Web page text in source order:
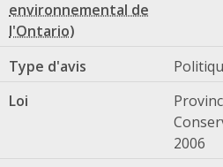
Type d'avis
Loi
2006